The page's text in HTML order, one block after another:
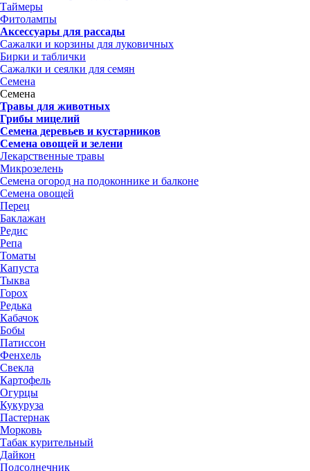
Таймеры
Фитолампы
Аксессуары для рассады
Сажалки и корзины для луковичных
Бирки и таблички
Сажалки и сеялки для семян
Семена
Семена
Травы для животных
Грибы мицелий
Семена деревьев и кустарников
Семена овощей и зелени
Лекарственные травы
Микрозелень
Семена огород на подоконнике и балконе
Семена овощей
Перец
Баклажан
Редис
Репа
Томаты
Капуста
Тыква
Горох
Редька
Кабачок
Бобы
Патиссон
Фенхель
Свекла
Картофель
Огурцы
Кукуруза
Пастернак
Морковь
Табак курительный
Дайкон
Подсолнечник